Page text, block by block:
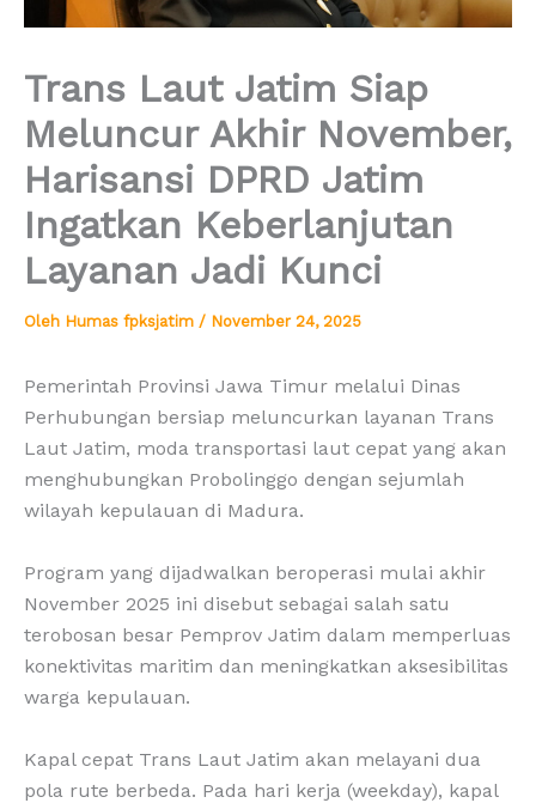
Trans Laut Jatim Siap
Meluncur Akhir November,
Harisansi DPRD Jatim
Ingatkan Keberlanjutan
Layanan Jadi Kunci
Oleh Humas fpksjatim / November 24, 2025
Pemerintah Provinsi Jawa Timur melalui Dinas
Perhubungan bersiap meluncurkan layanan Trans
Laut Jatim, moda transportasi laut cepat yang akan
menghubungkan Probolinggo dengan sejumlah
wilayah kepulauan di Madura.
Program yang dijadwalkan beroperasi mulai akhir
November 2025 ini disebut sebagai salah satu
terobosan besar Pemprov Jatim dalam memperluas
konektivitas maritim dan meningkatkan aksesibilitas
warga kepulauan.
Kapal cepat Trans Laut Jatim akan melayani dua
pola rute berbeda. Pada hari kerja (weekday), kapal